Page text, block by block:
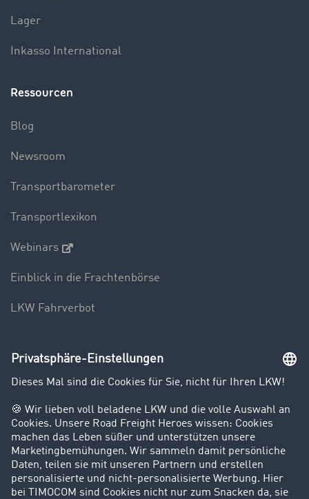
Lager
Inkasso International
Ressourcen
Blog
Newsroom
Transportbarometer
Transportlexikon
Webinars
Einblick in die Frachtenbörse
LKW Fahrverbot
Unternehmen
Kunden werben Kunden
Success Stories
Karriere
Support